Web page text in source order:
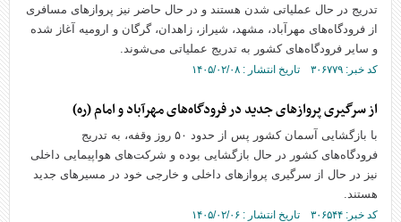
تدریج در حال عملیاتی شدن هستند و در حال حاضر نیز پرواز‌های مسافری
از فرودگاه‌های مهرآباد، مشهد، شیراز، زاهدان، گرگان و ارومیه آغاز شده
و سایر فرودگاه‌های کشور به تدریج عملیاتی می‌شوند.
کد خبر: ۳۰۶۷۷۹ تاریخ انتشار : ۱۴۰۵/۰۲/۰۸
از سرگیری پرواز‌های جدید در فرودگاه‌های مهرآباد و امام (ره)
با بازگشایی آسمان کشور پس از حدود ۵۰ روز وقفه، به تدریج
فرودگاه‌های کشور در حال بازگشایی بوده و شرکت‌های هواپیمایی داخلی
نیز در حال از سرگیری پرواز‌های داخلی و خارجی خود در مسیر‌های جدید
هستند.
کد خبر: ۳۰۶۵۴۴ تاریخ انتشار : ۱۴۰۵/۰۲/۰۶